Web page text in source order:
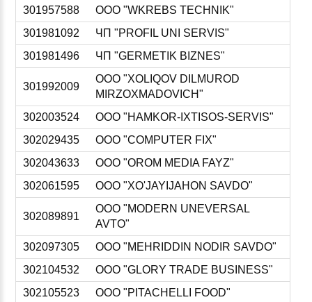
301957588
ООО "WKREBS TECHNIK"
301981092
ЧП "PROFIL UNI SERVIS"
301981496
ЧП "GERMETIK BIZNES"
301992009
ООО "XOLIQOV DILMUROD
MIRZOXMADOVICH"
302003524
ООО "HAMKOR-IXTISOS-SERVIS"
302029435
ООО "COMPUTER FIX"
302043633
ООО "OROM MEDIA FAYZ"
302061595
ООО "XO'JAYIJAHON SAVDO"
302089891
ООО "MODERN UNEVERSAL
AVTO"
302097305
ООО "MEHRIDDIN NODIR SAVDO"
302104532
ООО "GLORY TRADE BUSINESS"
302105523
ООО "PITACHELLI FOOD"